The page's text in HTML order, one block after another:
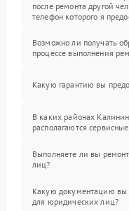
после ремонта другой
телефон которого я
Возможно ли получать
процессе выполнения
Какую гарантию вы
В каких районах
располагаются
Выполняете ли вы
лиц?
Какую документацию вы
для юридических лиц?